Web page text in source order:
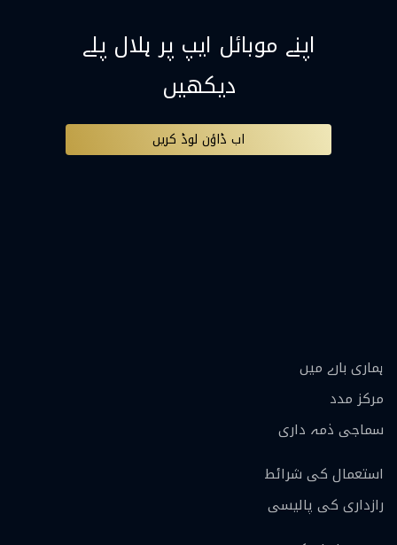
اپنے موبائل ایپ پر ہلال پلے
دیکھیں
اب ڈاؤن لوڈ کریں
ہماری بارے ميں
مرکز مدد
سماجی ذمہ داری
استعمال کی شرائط
رازداری کی پالیسی